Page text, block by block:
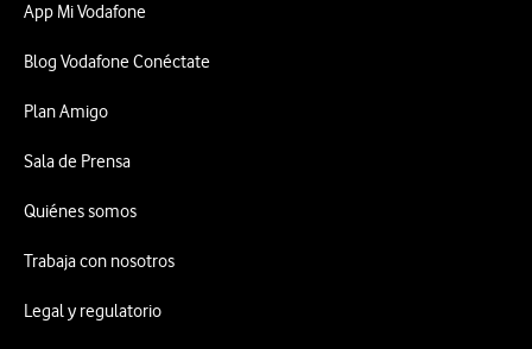
App Mi Vodafone
Blog Vodafone Conéctate
Plan Amigo
Sala de Prensa
Quiénes somos
Trabaja con nosotros
Legal y regulatorio